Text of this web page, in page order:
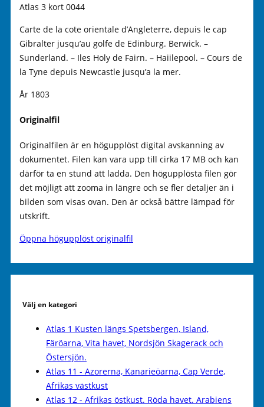
Atlas 3 kort 0044
Carte de la cote orientale d’Angleterre, depuis le cap
Gibralter jusqu’au golfe de Edinburg. Berwick. –
Sunderland. – Iles Holy de Fairn. – Haiilepool. – Cours de
la Tyne depuis Newcastle jusqu’a la mer.
År 1803
Originalfil
Originalfilen är en högupplöst digital avskanning av
dokumentet. Filen kan vara upp till cirka 17 MB och kan
därför ta en stund att ladda. Den högupplösta filen gör
det möjligt att zooma in längre och se fler detaljer än i
bilden som visas ovan. Den är också bättre lämpad för
utskrift.
Öppna högupplöst originalfil
Välj en kategori
Atlas 1 Kusten längs Spetsbergen, Island,
Färöarna, Vita havet, Nordsjön Skagerack och
Östersjön.
Atlas 11 - Azorerna, Kanarieöarna, Cap Verde,
Afrikas västkust
Atlas 12 - Afrikas östkust. Röda havet. Arabiens